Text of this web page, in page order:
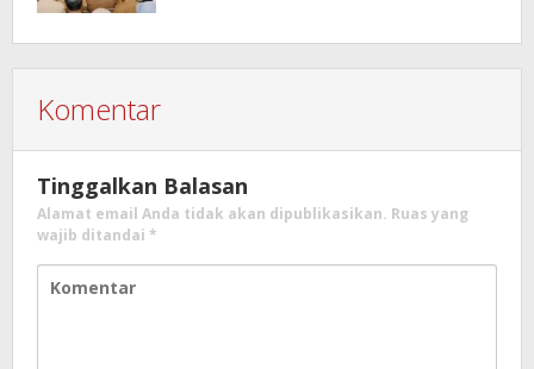
Komentar
Tinggalkan Balasan
Alamat email Anda tidak akan dipublikasikan. Ruas yang
wajib ditandai *